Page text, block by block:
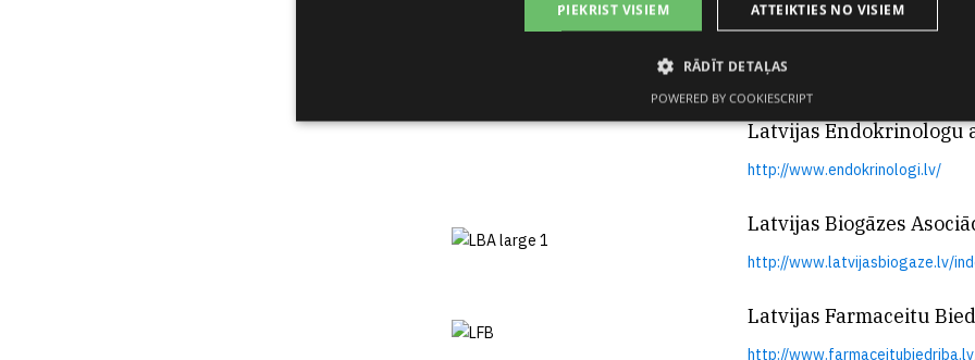
International Society
http://www.ispe.org/
Latvijas Endokrinologu
http://www.endokrinologi.lv/
Latvijas Biogāzes
http://www.latvijasbiogaze.lv/
Latvijas Farmaceitu
http://
PIEKRIST VISIEM ATTEIKTIES NO VISIEM
RĀDĪT DETAĻAS
POWERED BY COOKIESCRIPT